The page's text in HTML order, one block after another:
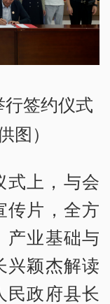
签约仪式
图）
式上，与会
传片，全方
产业基础与
兴颖杰解读
民政府县长